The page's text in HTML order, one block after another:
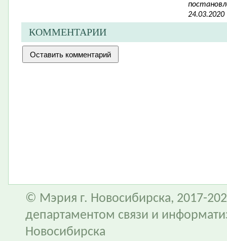
КОММЕНТАРИИ
© Мэрия г. Новосибирска, 2017-
департаментом связи и
Новосибирска